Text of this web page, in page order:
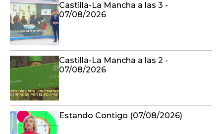
Castilla-La Mancha a las 3 -
07/08/2026
Castilla-La Mancha a las 2 -
07/08/2026
Estando Contigo (07/08/2026)